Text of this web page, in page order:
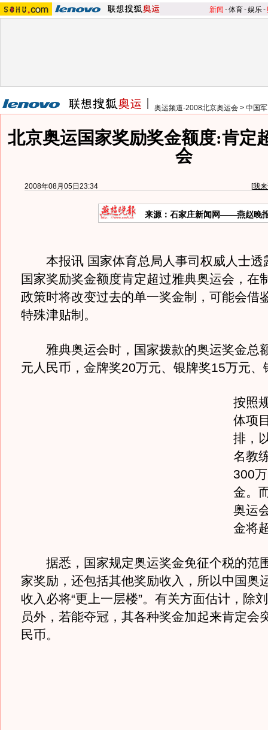
新闻 -体育-娱乐-
奥运频道-2008北京奥运会 > 中国
北京奥运国家奖励奖金额度:肯定
会
2008年08月05日23:34 [我
来源：石家庄新闻网——燕赵晚
本报讯 国家体育总局人事司权威人士透
国家奖励奖金额度肯定超过雅典奥运会，在
政策时将改变过去的单一奖金制，可能会借
特殊津贴制。
雅典奥运会时，国家拨款的奥运奖金总
元人民币，金牌奖20万元、银牌奖15万元、
按照
体项
排，
名教
300
金。
奥运
金将
据悉，国家规定奥运奖金免征个税的范
家奖励，还包括其他奖励收入，所以中国奥
收入必将“更上一层楼”。有关方面估计，除
员外，若能夺冠，其各种奖金加起来肯定会
民币。